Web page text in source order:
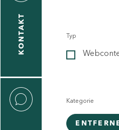
KONTAKT Typ
Kategorie